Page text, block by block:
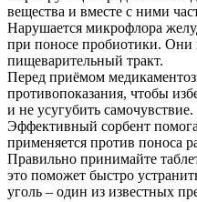
вещества и вместе с ними
Нарушается микрофлора
при поносе пробиотики. Они
пищеварительный тракт.
Перед приёмом
противопоказания, чтобы
и не усугубить самочувствие.
Эффективный сорбент
применяется против поноса
Правильно принимайте
это поможет быстро
уголь – один из известных